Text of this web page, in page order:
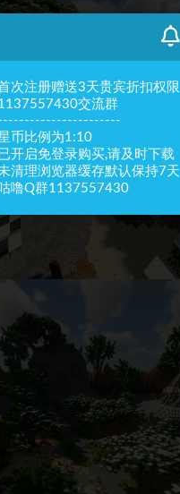
次注册赠送3天贵宾折扣权限
交流群
币比例为1:10
开启免登录购买,请及时下载
清理浏览器缓存默认保持7天
噜Q群1137557430